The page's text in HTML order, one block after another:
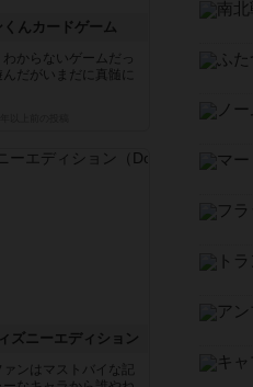
くんカードゲーム
わからないゲームだっ
だがいまだに真髄に
ズニーエディション
ンはマストバイな記